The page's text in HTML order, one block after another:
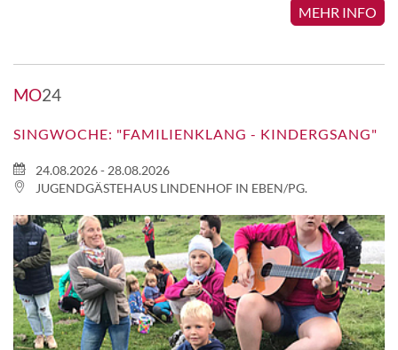
MEHR INFO
MO24
SINGWOCHE: "FAMILIENKLANG - KINDERGSANG"
24.08.2026 - 28.08.2026
JUGENDGÄSTEHAUS LINDENHOF IN EBEN/PG.